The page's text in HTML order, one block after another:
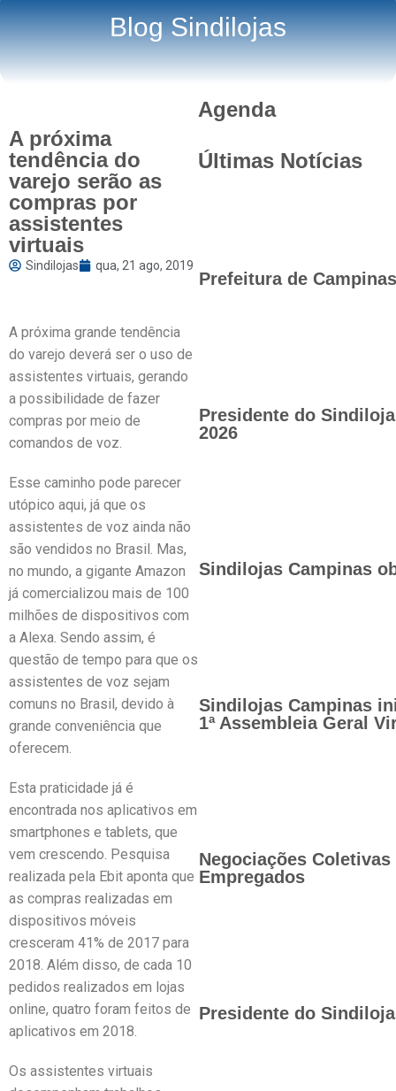
Blog Sindilojas
A próxima
tendência do
varejo serão as
compras por
assistentes
virtuais
Sindilojas qua, 21 ago, 2019
A próxima grande tendência
do varejo deverá ser o uso de
assistentes virtuais, gerando
a possibilidade de fazer
compras por meio de
comandos de voz.
Esse caminho pode parecer
utópico aqui, já que os
assistentes de voz ainda não
são vendidos no Brasil. Mas,
no mundo, a gigante Amazon
já comercializou mais de 100
milhões de dispositivos com
a Alexa. Sendo assim, é
questão de tempo para que os
assistentes de voz sejam
comuns no Brasil, devido à
grande conveniência que
oferecem.
Esta praticidade já é
encontrada nos aplicativos em
smartphones e tablets, que
vem crescendo. Pesquisa
realizada pela Ebit aponta que
as compras realizadas em
dispositivos móveis
cresceram 41% de 2017 para
2018. Além disso, de cada 10
pedidos realizados em lojas
online, quatro foram feitos de
aplicativos em 2018.
Os assistentes virtuais
Agenda
Últimas Notícias
Prefeitura de
Presidente do
2026
Sindilojas Campinas
Sindilojas Campinas
1ª Assembleia Geral
Negociações
Empregados
Presidente do